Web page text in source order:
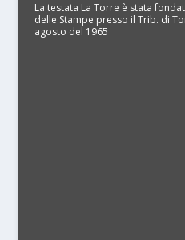
La testata La Torre è stata
delle Stampe presso il Trib. di
agosto del 1965